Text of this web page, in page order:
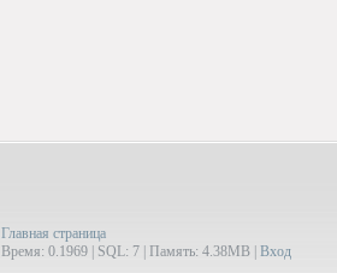
Главная страница
Время: 0.1969 | SQL: 7 | Память: 4.38MB Вход